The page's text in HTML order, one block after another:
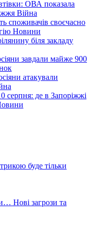
ОВА показала
Війна
споживачів своєчасно
Новини
біля закладу
завдали майже 900
атакували
серпня: де в Запоріжжі
буде тільки
Нові загрози та